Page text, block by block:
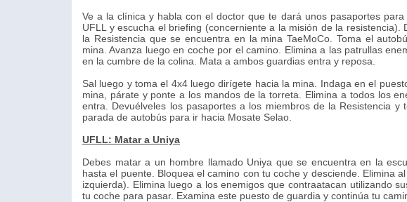
Ve a la clínica y habla con el doctor que te dará unos pasaportes para
UFLL y escucha el briefing (concerniente a la misión de la
la Resistencia que se encuentra en la mina TaeMoCo. Toma el
mina. Avanza luego en coche por el camino. Elimina a las patrullas
en la cumbre de la colina. Mata a ambos guardias entra y reposa.
Sal luego y toma el 4x4 luego dirígete hacia la mina. Indaga en el
mina, párate y ponte a los mandos de la torreta. Elimina a todos los
entra. Devuélveles los pasaportes a los miembros de la Resistencia
parada de autobús para ir hacia Mosate Selao.
UFLL: Matar a Uniya
Debes matar a un hombre llamado Uniya que se encuentra en la
hasta el puente. Bloquea el camino con tu coche y desciende. Elimina
izquierda). Elimina luego a los enemigos que contraatacan utilizando
tu coche para pasar. Examina este puesto de guardia y continúa tu